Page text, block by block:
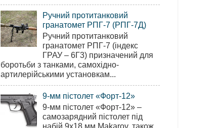
Ручний протитанковий
гранатомет РПГ-7 (РПГ-7Д)
Ручний протитанковий
гранатомет РПГ-7 (індекс
ГРАУ – 6Г3) призначений для
боротьби з танками, самохідно-
артилерійськими установкам...
9-мм пістолет «Форт-12»
9-мм пістолет «Форт-12» –
самозарядний пістолет під
набій 9х18 мм Makarov, також